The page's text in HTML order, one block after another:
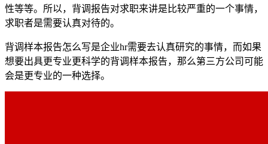
性等等。所以，背调报告对求职来讲是比较严重的一个事情，
求职者是需要认真对待的。
背调样本报告怎么写是企业hr需要去认真研究的事情，而如果
想要出具更专业更科学的背调样本报告，那么第三方公司可能
会是更专业的一种选择。